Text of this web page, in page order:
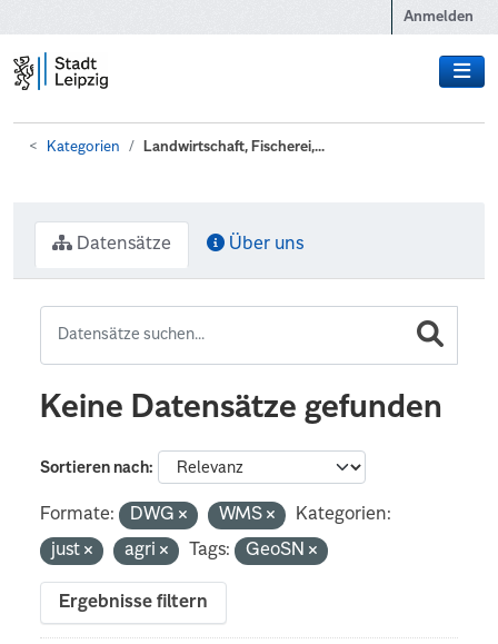
Anmelden
Kategorien Landwirtschaft, Fischerei,...
Datensätze Über uns
Keine Datensätze gefunden
Sortieren nach
Formate: DWG WMS
Kategorien:
just
agri Tags: GeoSN
Ergebnisse filtern